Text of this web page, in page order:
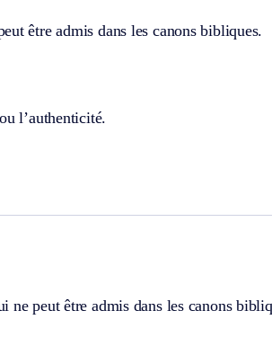
être admis dans les canons bibliques.
l’authenticité.
ne peut être admis dans les canons